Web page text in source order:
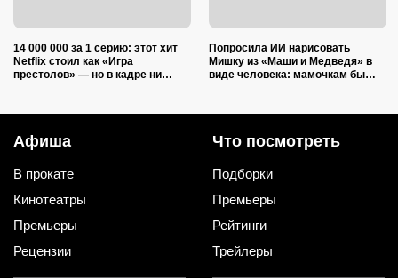
14 000 000 за 1 серию: этот хит
Netflix стоил как «Игра
престолов» — но в кадре ни
Попросила ИИ нарисовать
Мишку из «Маши и Медведя» в
виде человека: мамочкам бы
Афиша
В прокате
Кинотеатры
Премьеры
Рецензии
Что посмотреть
Подборки
Премьеры
Рейтинги
Трейлеры